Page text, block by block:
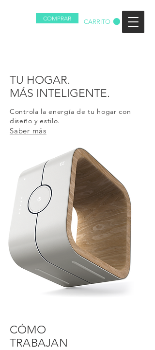
COMPRAR CARRITO
TU HOGAR.
MÁS INTELIGENTE.
Controla la energía de tu hogar con
diseño y estilo.
Saber más
CÓMO
TRABAJAN